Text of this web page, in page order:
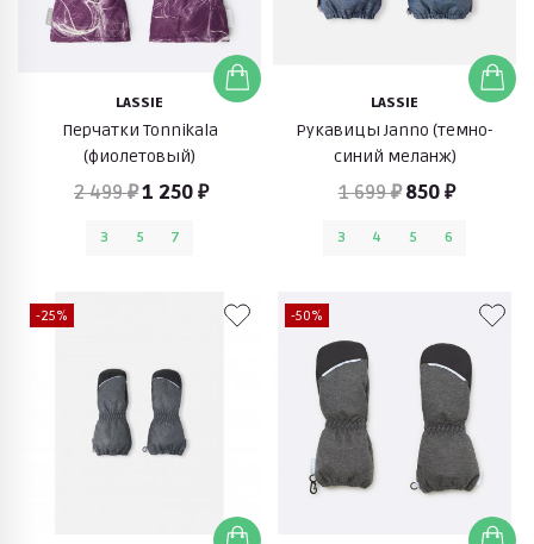
LASSIE
Перчатки Tonnikala
(фиолетовый)
2 499 ₽1 250 ₽
3 5 7
LASSIE
Рукавицы Janno (темно-
синий меланж)
1 699 ₽ 850 ₽
3 4 5 6
-25% -50%